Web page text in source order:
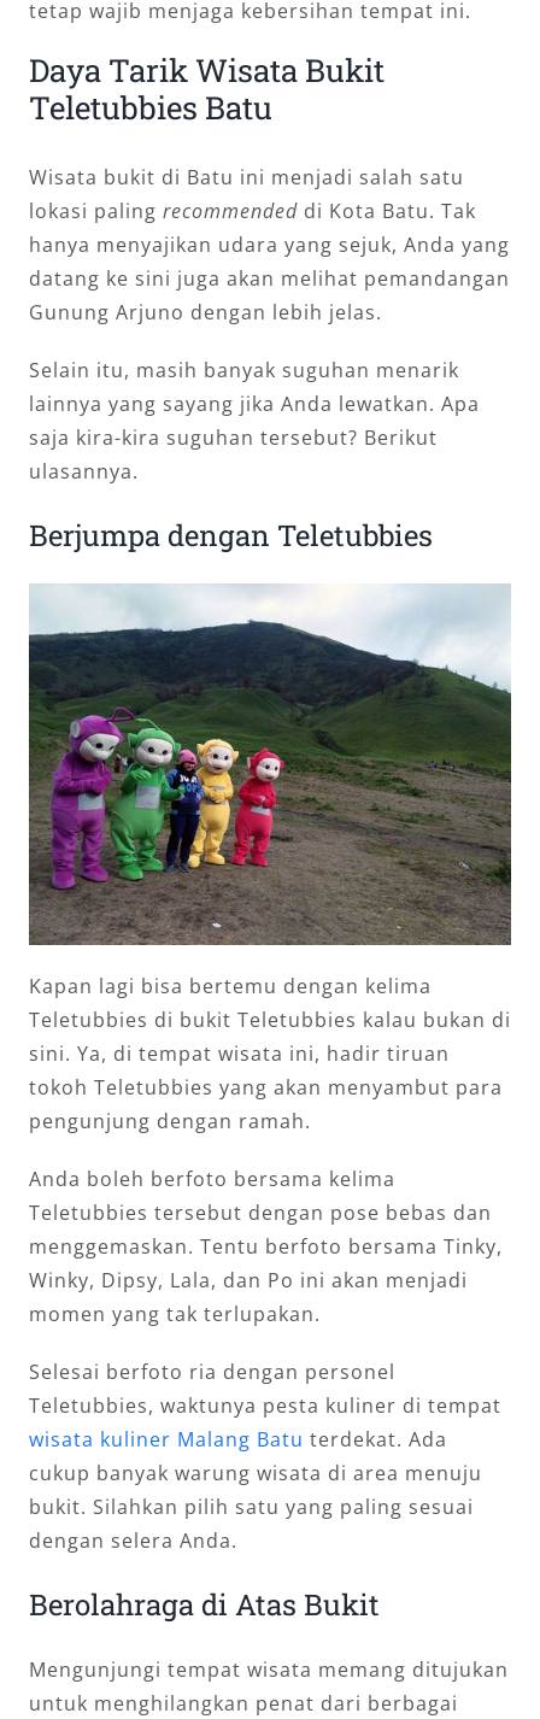
tetap wajib menjaga kebersihan tempat ini.
Daya Tarik Wisata Bukit
Teletubbies Batu
Wisata bukit di Batu ini menjadi salah satu
lokasi paling recommendeddi Kota Batu. Tak
hanya menyajikan udara yang sejuk, Anda yang
datang ke sini juga akan melihat pemandangan
Gunung Arjuno dengan lebih jelas.
Selain itu, masih banyak suguhan menarik
lainnya yang sayang jika Anda lewatkan. Apa
saja kira-kira suguhan tersebut? Berikut
ulasannya.
Berjumpa dengan Teletubbies
Kapan lagi bisa bertemu dengan kelima
Teletubbies di bukit Teletubbies kalau bukan di
sini. Ya, di tempat wisata ini, hadir tiruan
tokoh Teletubbies yang akan menyambut para
pengunjung dengan ramah.
Anda boleh berfoto bersama kelima
Teletubbies tersebut dengan pose bebas dan
menggemaskan. Tentu berfoto bersama Tinky,
Winky, Dipsy, Lala, dan Po ini akan menjadi
momen yang tak terlupakan.
Selesai berfoto ria dengan personel
Teletubbies, waktunya pesta kuliner di tempat
wisata kuliner Malang Batu terdekat. Ada
cukup banyak warung wisata di area menuju
bukit. Silahkan pilih satu yang paling sesuai
dengan selera Anda.
Berolahraga di Atas Bukit
Mengunjungi tempat wisata memang ditujukan
untuk menghilangkan penat dari berbagai